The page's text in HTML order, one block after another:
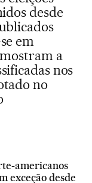
desde
em
a
nos
no
americanos
exceção desde